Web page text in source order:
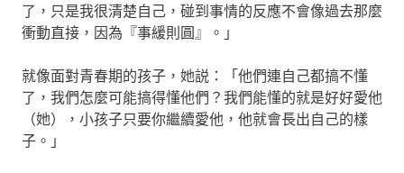
了，只是我很清楚自己，碰到事情的反應不會像過去那麼
衝動直接，因為『事緩則圓』。」
就像面對青春期的孩子，她説：「他們連自己都搞不懂
了，我們怎麼可能搞得懂他們？我們能懂的就是好好愛他
（她），小孩子只要你繼續愛他，他就會長出自己的樣
子。」